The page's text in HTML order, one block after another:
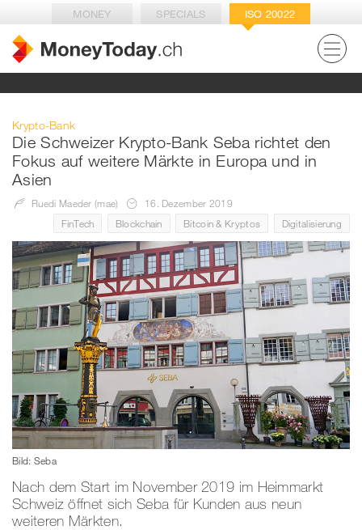
MONEY SPECIALS ISO 20022
Krypto-Bank
Die Schweizer Krypto-Bank Seba richtet den
Fokus auf weitere Märkte in Europa und in
Asien
Ruedi Maeder (mae)
16. Dezember 2019
FinTech
Blockchain Bitcoin & Kryptos Digitalisierung
Bild: Seba
Nach dem Start im November 2019 im Heimmarkt
Schweiz öffnet sich Seba für Kunden aus neun
weiteren Märkten.